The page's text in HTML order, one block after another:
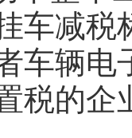
车减税
车辆电
税的企